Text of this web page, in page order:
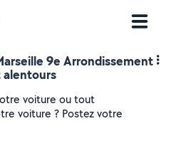
9e Arrondissement
alentours
voiture ou tout
voiture ? Postez votre